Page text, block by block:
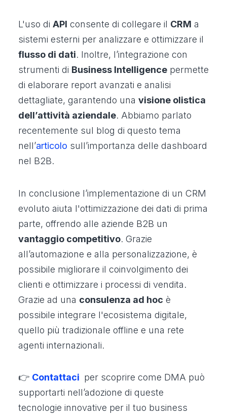
L'uso di API consente di collegare il CRM a
sistemi esterni per analizzare e ottimizzare il
flusso di dati. Inoltre, l’integrazione con
strumenti di Business Intelligencepermette
di elaborare report avanzati e analisi
dettagliate, garantendo una visione olistica
dell’attività aziendale. Abbiamo parlato
recentemente sul blog di questo tema
nell’articolo sull’importanza delle dashboard
nel B2B.
In conclusione l’implementazione di un CRM
evoluto aiuta l'ottimizzazione dei dati di prima
parte, offrendo alle aziende B2B un
vantaggio competitivo. Grazie
all’automazione e alla personalizzazione, è
possibile migliorare il coinvolgimento dei
clienti e ottimizzare i processi di vendita.
Grazie ad una consulenza ad hoc è
possibile integrare l'ecosistema digitale,
quello più tradizionale offline e una rete
agenti internazionali.
👉 Contattaci per scoprire come DMA può
supportarti nell’adozione di queste
tecnologie innovative per il tuo business